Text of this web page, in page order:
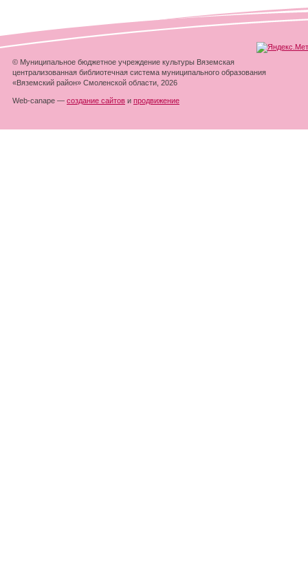
© Муниципальное бюджетное учреждение культуры Вяземская
централизованная библиотечная система муниципального образования
«Вяземский район» Смоленской области, 2026
Web-canape — создание сайтов и продвижение